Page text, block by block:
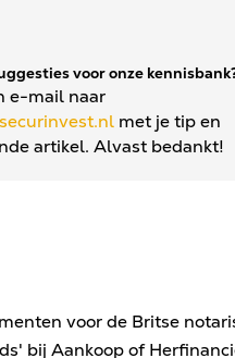
voor onze
e-mail naar
met je tip en
artikel. Alvast bedankt!
voor de Britse
bij Aankoop of